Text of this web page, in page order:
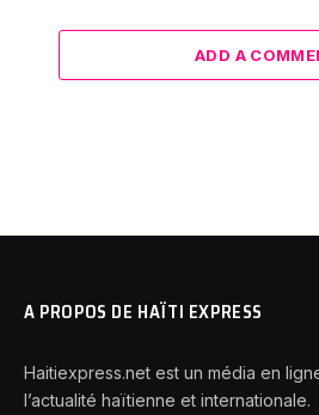
ADD A
A PROPOS DE HAÏTI EXPRESS
Haitiexpress.net est un média en
l’actualité haïtienne et internationale.